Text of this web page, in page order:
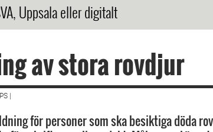
Uppsala eller digitalt
av stora rovdjur
|
för personer som ska besiktiga döda